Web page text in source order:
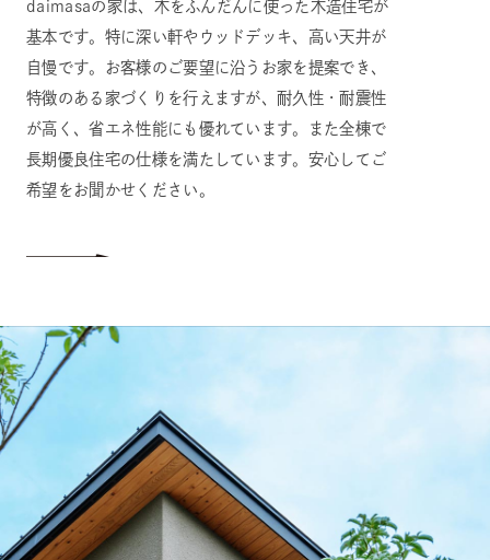
daimasaの家は、木をふんだんに使った木造住宅が
基本です。特に深い軒やウッドデッキ、高い天井が
自慢です。お客様のご要望に沿うお家を提案でき、
特徴のある家づくりを行えますが、耐久性・耐震性
が高く、省エネ性能にも優れています。また全棟で
長期優良住宅の仕様を満たしています。安心してご
希望をお聞かせください。